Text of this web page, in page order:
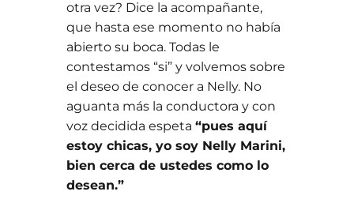
otra vez? Dice la acompañante,
que hasta ese momento no había
abierto su boca. Todas le
contestamos “si” y volvemos sobre
el deseo de conocer a Nelly. No
aguanta más la conductora y con
voz decidida espeta “pues aquí
estoy chicas, yo soy Nelly Marini,
bien cerca de ustedes como lo
desean.”